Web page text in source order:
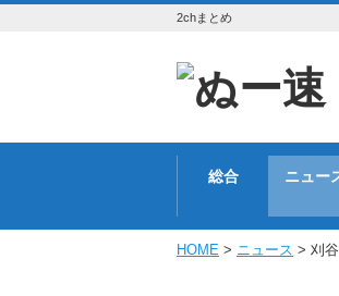
2chまとめ
総合 ニュー
HOME > ニュース > 刈